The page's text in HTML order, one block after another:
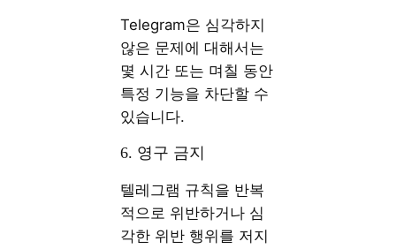
Telegram은 심각하지
않은 문제에 대해서는
몇 시간 또는 며칠 동안
특정 기능을 차단할 수
있습니다.
6. 영구 금지
텔레그램 규칙을 반복
적으로 위반하거나 심
각한 위반 행위를 저지